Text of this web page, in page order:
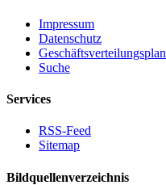
Impressum
Datenschutz
Geschäftsverteilungsplan
Suche
Services
RSS-Feed
Sitemap
Bildquellenverzeichnis